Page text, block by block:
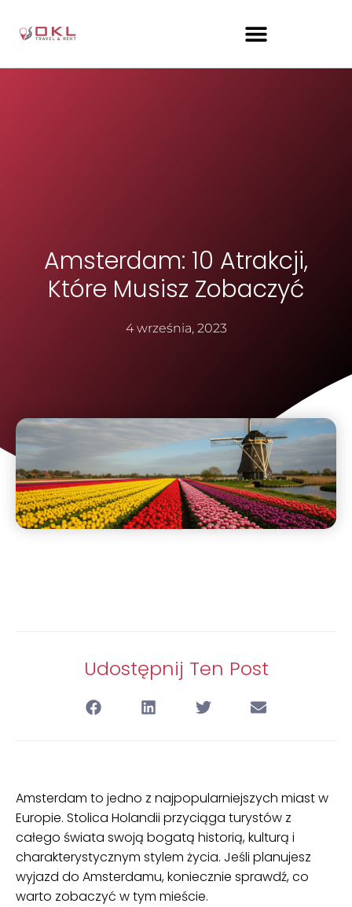
Amsterdam: 10 Atrakcji,
Które Musisz Zobaczyć
4 września, 2023
Udostępnij Ten Post
Amsterdam to jedno z najpopularniejszych miast w
Europie. Stolica Holandii przyciąga turystów z
całego świata swoją bogatą historią, kulturą i
charakterystycznym stylem życia. Jeśli planujesz
wyjazd do Amsterdamu, koniecznie sprawdź, co
warto zobaczyć w tym mieście.